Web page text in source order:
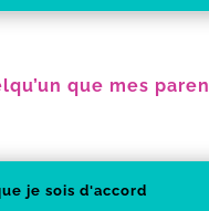
que mes
je sois d'accord